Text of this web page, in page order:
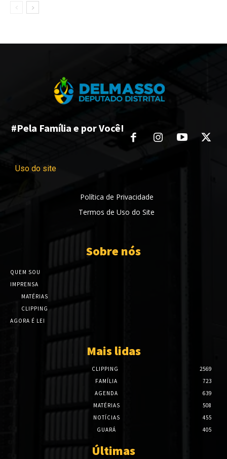
#Pela Família e por Você!
Uso do site
Política de Privacidade
Termos de Uso do Site
Sobre nós
QUEM SOU
IMPRENSA
MATÉRIAS
CLIPPING
AGORA É LEI
Mais lidas
CLIPPING
2569
FAMÍLIA
723
AGENDA
639
MATÉRIAS
508
NOTÍCIAS
455
GUARÁ
405
Últimas